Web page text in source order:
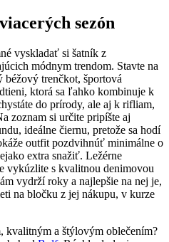
sezón
vyskladať si šatník z
módnym trendom. Stavte na
béžový trenčkot, športová
ktorá sa ľahko kombinuje k
do prírody, ale aj k rifliam,
zoznam si určite pripíšte aj
ideálne čiernu, pretože sa hodí
outfit pozdvihnúť minimálne o
extra snažiť. Ležérne
vykúzlite s kvalitnou denimovou
vydrží roky a najlepšie na nej je,
na bločku z jej nákupu, v kurze
kvalitným a štýlovým oblečením?